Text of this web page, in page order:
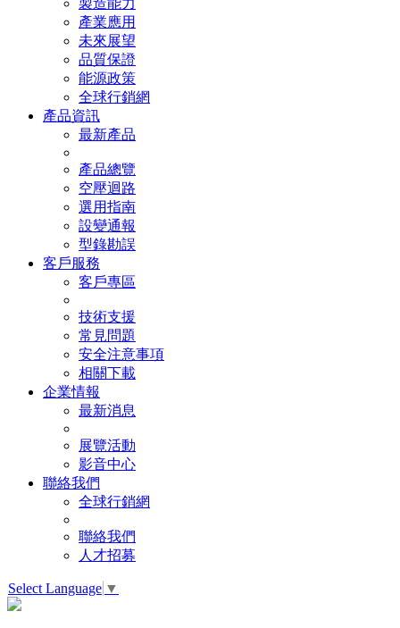
製造能力
產業應用
未來展望
品質保證
能源政策
全球行銷網
產品資訊
最新產品
產品總覽
空壓迴路
選用指南
設變通報
型錄勘誤
客戶服務
客戶專區
技術支援
常見問題
安全注意事項
相關下載
企業情報
最新消息
展覽活動
影音中心
聯絡我們
全球行銷網
聯絡我們
人才招募
Select Language ▼